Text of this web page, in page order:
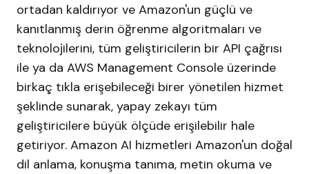
ortadan kaldırıyor ve Amazon'un güçlü ve
kanıtlanmış derin öğrenme algoritmaları ve
teknolojilerini, tüm geliştiricilerin bir API çağrısı
ile ya da AWS Management Console üzerinde
birkaç tıkla erişebileceği birer yönetilen hizmet
şeklinde sunarak, yapay zekayı tüm
geliştiricilere büyük ölçüde erişilebilir hale
getiriyor. Amazon AI hizmetleri Amazon'un doğal
dil anlama, konuşma tanıma, metin okuma ve